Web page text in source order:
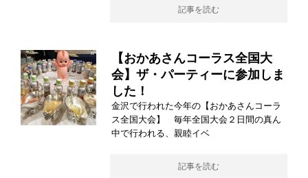
記事を読む
【おかあさんコーラス全国大
会】ザ・パーティーに参加しま
した！
金沢で行われた今年の【おかあさんコーラ
ス全国大会】 毎年全国大会２日間の真ん
中で行われる、親睦イベ
記事を読む